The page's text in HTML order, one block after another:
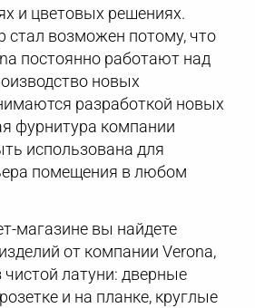
и цветовых решениях.
возможен потому, что
постоянно работают над
новых
разработкой новых
фурнитура компании
использована для
помещения в любом
магазине вы найдете
от компании Verona,
латуни: дверные
и на планке, круглые